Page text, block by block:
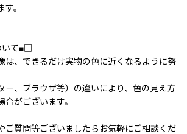
。
いて■□
は、できるだけ実物の色に近くなるように努
ー、ブラウザ等）の違いにより、色の見え方
がございます。
ご質問等ございましたらお気軽にご相談くだ